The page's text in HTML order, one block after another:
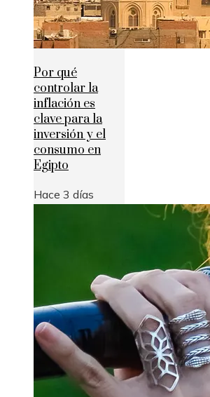
Por qué
controlar la
inflación es
clave para la
inversión y el
consumo en
Egipto
Hace 3 días